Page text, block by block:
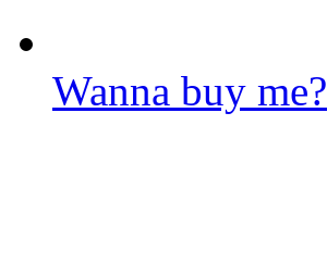
Wanna buy me?